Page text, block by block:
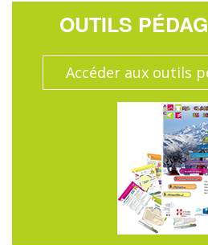
OUTILS
Accéder aux outils